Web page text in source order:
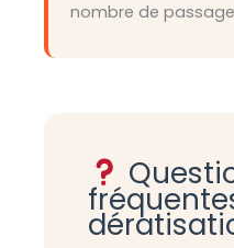
nombre de